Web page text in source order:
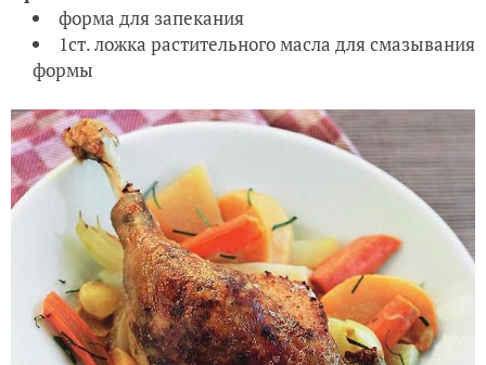
форма для запекания
1ст. ложка растительного масла для смазывания
формы